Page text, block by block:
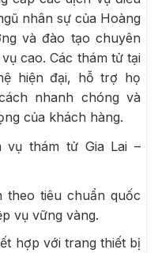
nhân sự của Hoàng
và đào tạo chuyên
cao. Các thám tử tại
hiện đại, hỗ trợ họ
nhanh chóng và
của khách hàng.
thám tử Gia Lai –
theo tiêu chuẩn quốc
vụ vững vàng.
hợp với trang thiết bị